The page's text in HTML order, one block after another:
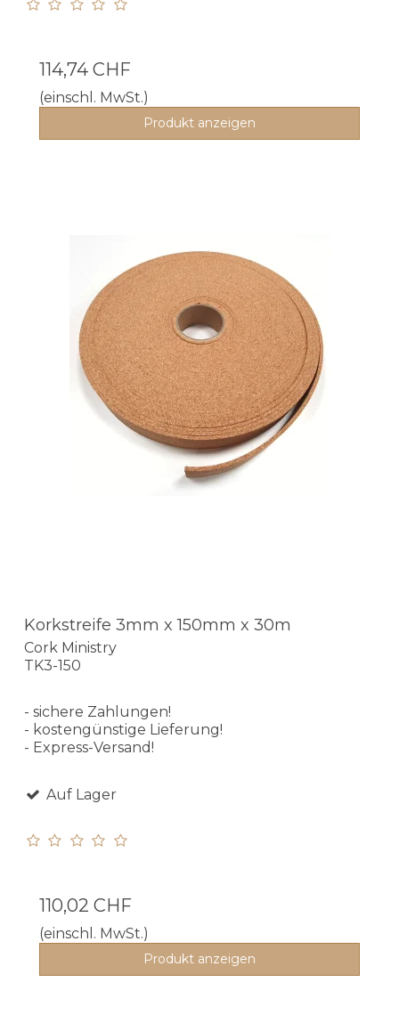
114,74 CHF
(einschl. MwSt.)
Produkt anzeigen
Korkstreife 3mm x 150mm x 30m
Cork Ministry
TK3-150
- sichere Zahlungen!
- kostengünstige Lieferung!
- Express-Versand!
Auf Lager
110,02 CHF
(einschl. MwSt.)
Produkt anzeigen